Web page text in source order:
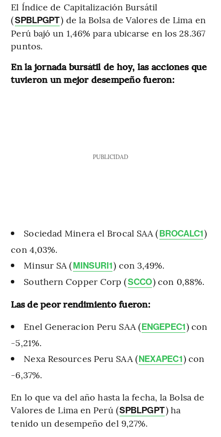
El Índice de Capitalización Bursátil
(SPBLPGPT) de la Bolsa de Valores de Lima en
Perú bajó un 1,46% para ubicarse en los 28.367
puntos.
En la jornada bursátil de hoy, las acciones que
tuvieron un mejor desempeño fueron:
PUBLICIDAD
Sociedad Minera el Brocal SAA (BROCALC1)
con 4,03%.
Minsur SA (MINSURI1) con 3,49%.
Southern Copper Corp (SCCO) con 0,88%.
Las de peor rendimiento fueron:
Enel Generacion Peru SAA (ENGEPEC1) con
-5,21%.
Nexa Resources Peru SAA (NEXAPEC1) con
-6,37%.
En lo que va del año hasta la fecha, la Bolsa de
Valores de Lima en Perú (SPBLPGPT) ha
tenido un desempeño del 9,27%.